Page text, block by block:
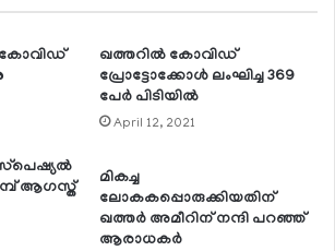
കോവിഡ്
ഖത്തറില്‍ കോവിഡ്
പ്രോട്ടോക്കോള്‍ ലംഘിച്ച 369
പേര്‍ പിടിയില്‍
April 12, 2021
ആഗസ്ത്
മികച്ച
ലോകകപ്പൊരുക്കിയതിന്
ഖത്തര്‍ അമീറിന് നന്ദി പറഞ്ഞ്
ആരാധകര്‍